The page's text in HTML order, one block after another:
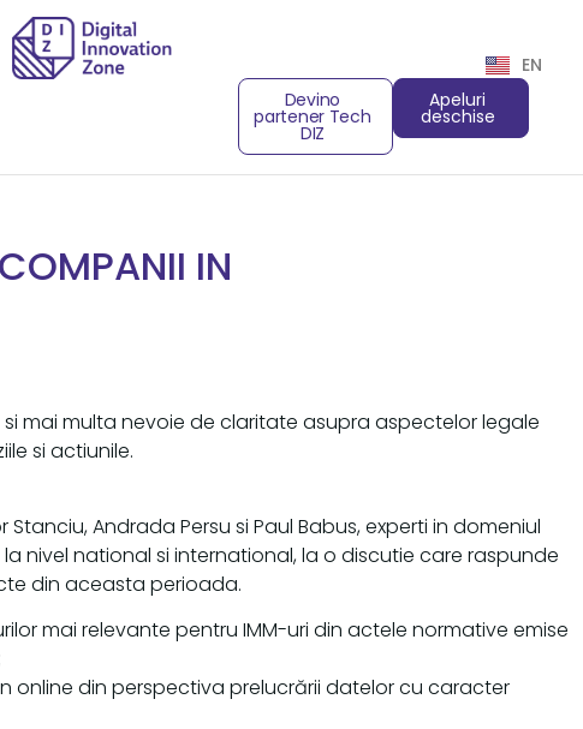
EN
Devino
partener Tech
DIZ
Apeluri
deschise
IN
mai multa nevoie de claritate asupra aspectelor legale
si actiunile.
Andrada Persu si Paul Babus, experti in domeniul
nivel national si international, la o discutie care raspunde
din aceasta perioada.
mai relevante pentru IMM-uri din actele normative emise
online din perspectiva prelucrării datelor cu caracter